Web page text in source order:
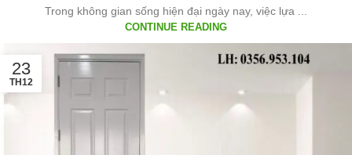
Trong không gian sống hiện đại ngày nay, việc lựa ...
CONTINUE READING
23
TH12